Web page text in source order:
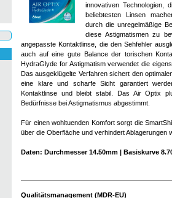
innovativen Technologien,
beliebtesten Linsen
durch die unregelmäßige
diese Astigmatismen zu
angepasste Kontaktlinse, die den Sehfehler
auch auf eine gute Balance der torischen
HydraGlyde for Astigmatism verwendet die
Das ausgeklügelte Verfahren sichert den
eine klare und scharfe Sicht garantiert
Kontaktlinse und bleibt stabil. Das Air Optix
Bedürfnisse bei Astigmatismus abgestimmt.
Für einen wohltuenden Komfort sorgt die
über die Oberfläche und verhindert Ablagerungen
Daten: Durchmesser 14.50mm | Basiskurve
Qualitätsmanagement (MDR-EU)